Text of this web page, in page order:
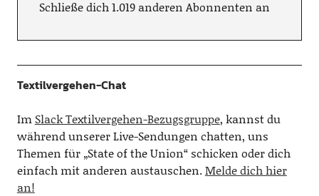
Schließe dich 1.019 anderen Abonnenten an
Textilvergehen-Chat
Im Slack Textilvergehen-Bezugsgruppe, kannst du
während unserer Live-Sendungen chatten, uns
Themen für „State of the Union“ schicken oder dich
einfach mit anderen austauschen.Melde dich hier
an!